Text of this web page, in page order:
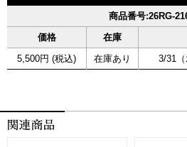
商品番号:26RG-
価格
在庫
5,500円 (税込)
在庫あり 3/31（